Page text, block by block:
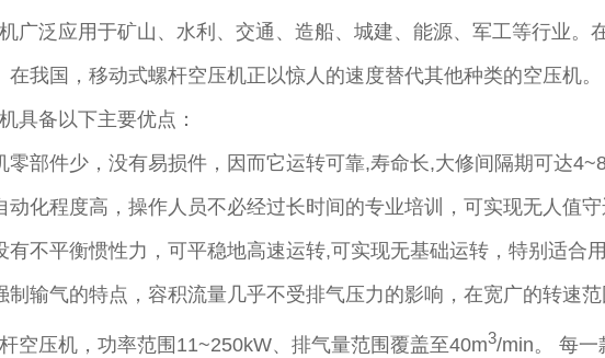
广泛应用于矿山、水利、交通、造船、城建、能源、军工等行业
在我国，移动式螺杆空压机正以惊人的速度替代其他种类的空压机。
具备以下主要优点：
零部件少，没有易损件，因而它运转可靠,寿命长,大修间隔期可达4~8
动化程度高，操作人员不必经过长时间的专业培训，可实现无人值守
有不平衡惯性力，可平稳地高速运转,可实现无基础运转，特别适合
制输气的特点，容积流量几乎不受排气压力的影响，在宽广的转速范
空压机，功率范围11~250kW、排气量范围覆盖至40m3/min。 每一